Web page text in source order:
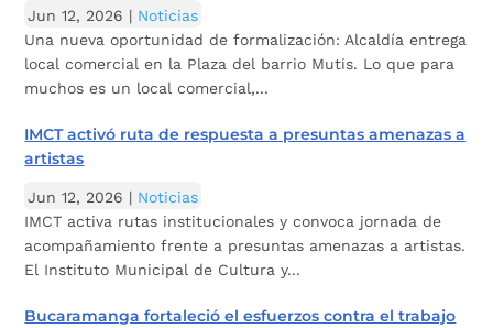
Jun 12, 2026 | Noticias
Una nueva oportunidad de formalización: Alcaldía entrega
local comercial en la Plaza del barrio Mutis. Lo que para
muchos es un local comercial,...
IMCT activó ruta de respuesta a presuntas amenazas a
artistas
Jun 12, 2026 | Noticias
IMCT activa rutas institucionales y convoca jornada de
acompañamiento frente a presuntas amenazas a artistas.
El Instituto Municipal de Cultura y...
Bucaramanga fortaleció el esfuerzos contra el trabajo